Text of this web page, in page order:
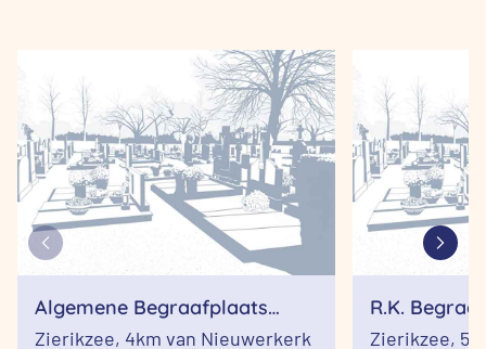
Algemene Begraafplaats
Zierikzee
Zierikzee, 4km van Nieuwerkerk
R.K.
Barbara
Zierikzee,